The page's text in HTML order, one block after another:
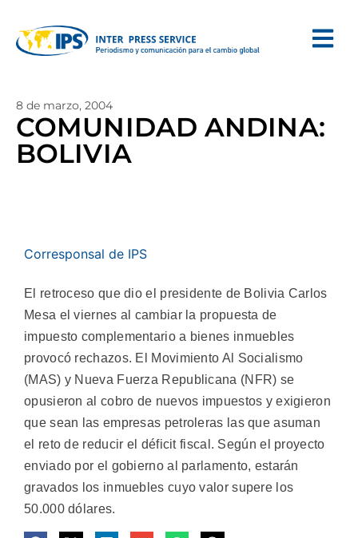
8 de marzo, 2004
COMUNIDAD ANDINA:
BOLIVIA
Corresponsal de IPS
El retroceso que dio el presidente de Bolivia Carlos
Mesa el viernes al cambiar la propuesta de
impuesto complementario a bienes inmuebles
provocó rechazos. El Movimiento Al Socialismo
(MAS) y Nueva Fuerza Republicana (NFR) se
opusieron al cobro de nuevos impuestos y exigieron
que sean las empresas petroleras las que asuman
el reto de reducir el déficit fiscal. Según el proyecto
enviado por el gobierno al parlamento, estarán
gravados los inmuebles cuyo valor supere los
50.000 dólares.